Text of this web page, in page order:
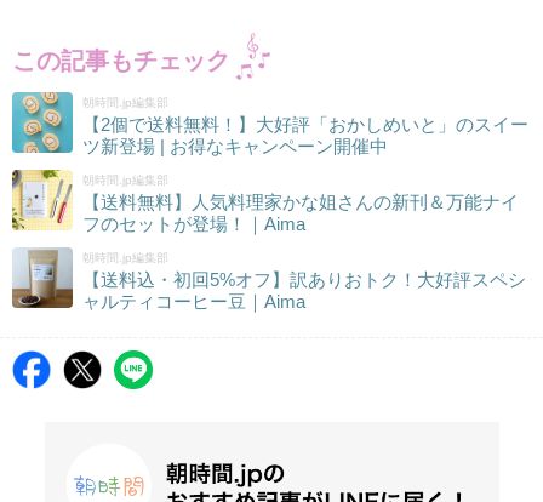
この記事もチェック
朝時間.jp編集部
【2個で送料無料！】大好評「おかしめいと」のスイー
ツ新登場 | お得なキャンペーン開催中
朝時間.jp編集部
【送料無料】人気料理家かな姐さんの新刊＆万能ナイ
フのセットが登場！｜Aima
朝時間.jp編集部
【送料込・初回5%オフ】訳ありおトク！大好評スペシ
ャルティコーヒー豆｜Aima